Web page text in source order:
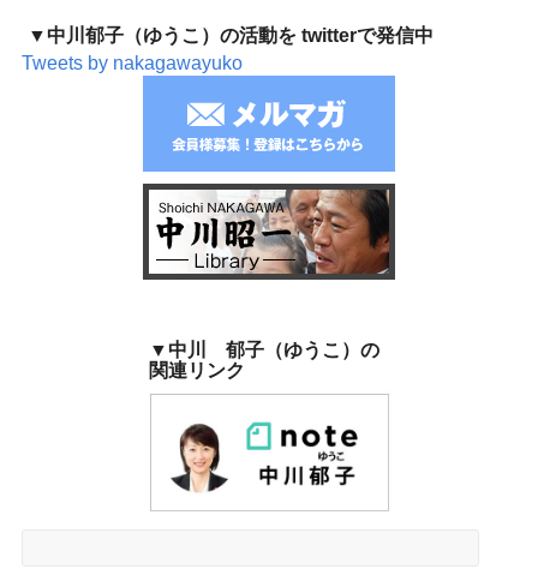
▼中川郁子（ゆうこ）の活動を twitterで発信中
Tweets by nakagawayuko
▼中川 郁子（ゆうこ）の
関連リンク